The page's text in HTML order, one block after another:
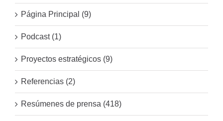
Página Principal (9)
Podcast (1)
Proyectos estratégicos (9)
Referencias (2)
Resúmenes de prensa (418)